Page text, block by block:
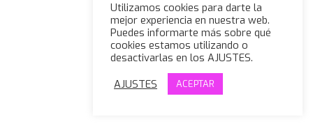
Utilizamos cookies para darte la
mejor experiencia en nuestra web.
Puedes informarte más sobre qué
cookies estamos utilizando o
desactivarlas en los AJUSTES.
AJUSTES
ACEPTAR